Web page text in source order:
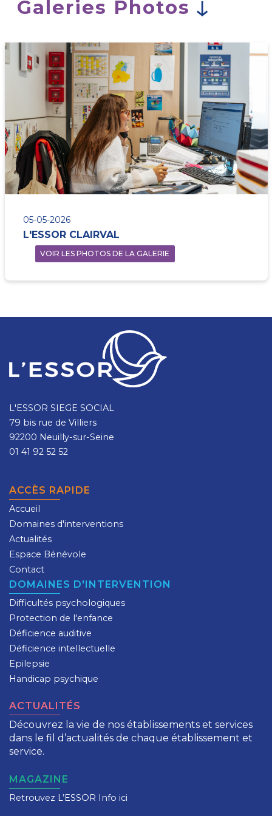
Galeries Photos
05-05-2026
L'ESSOR CLAIRVAL
VOIR LES PHOTOS DE LA GALERIE
L'ESSOR SIEGE SOCIAL
79 bis rue de Villiers
92200 Neuilly-sur-Seine
01 41 92 52 52
ACCÈS RAPIDE
Accueil
Domaines d'interventions
Actualités
Espace Bénévole
Contact
DOMAINES D'INTERVENTION
Difficultés psychologiques
Protection de l'enfance
Déficience auditive
Déficience intellectuelle
Epilepsie
Handicap psychique
ACTUALITÉS
Découvrez la vie de nos établissements et services
dans le fil d’actualités de chaque établissement et
service.
MAGAZINE
Retrouvez L’ESSOR Info ici